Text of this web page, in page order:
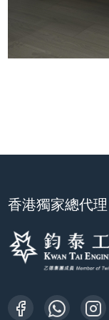
香港獨家總代理